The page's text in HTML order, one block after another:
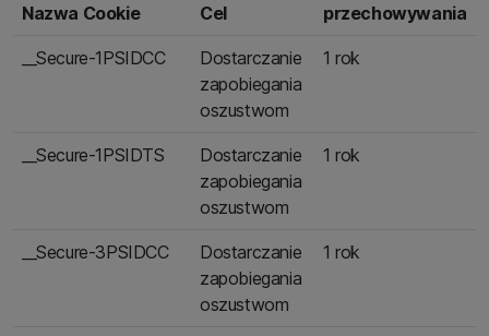
Nazwa Cookie Cel
przechowywania
__Secure-1PSIDCC
Dostarczanie
zapobiegania
oszustwom
1 rok
__Secure-1PSIDTS
Dostarczanie
zapobiegania
oszustwom
1 rok
__Secure-3PSIDCC
Dostarczanie
zapobiegania
oszustwom
1 rok